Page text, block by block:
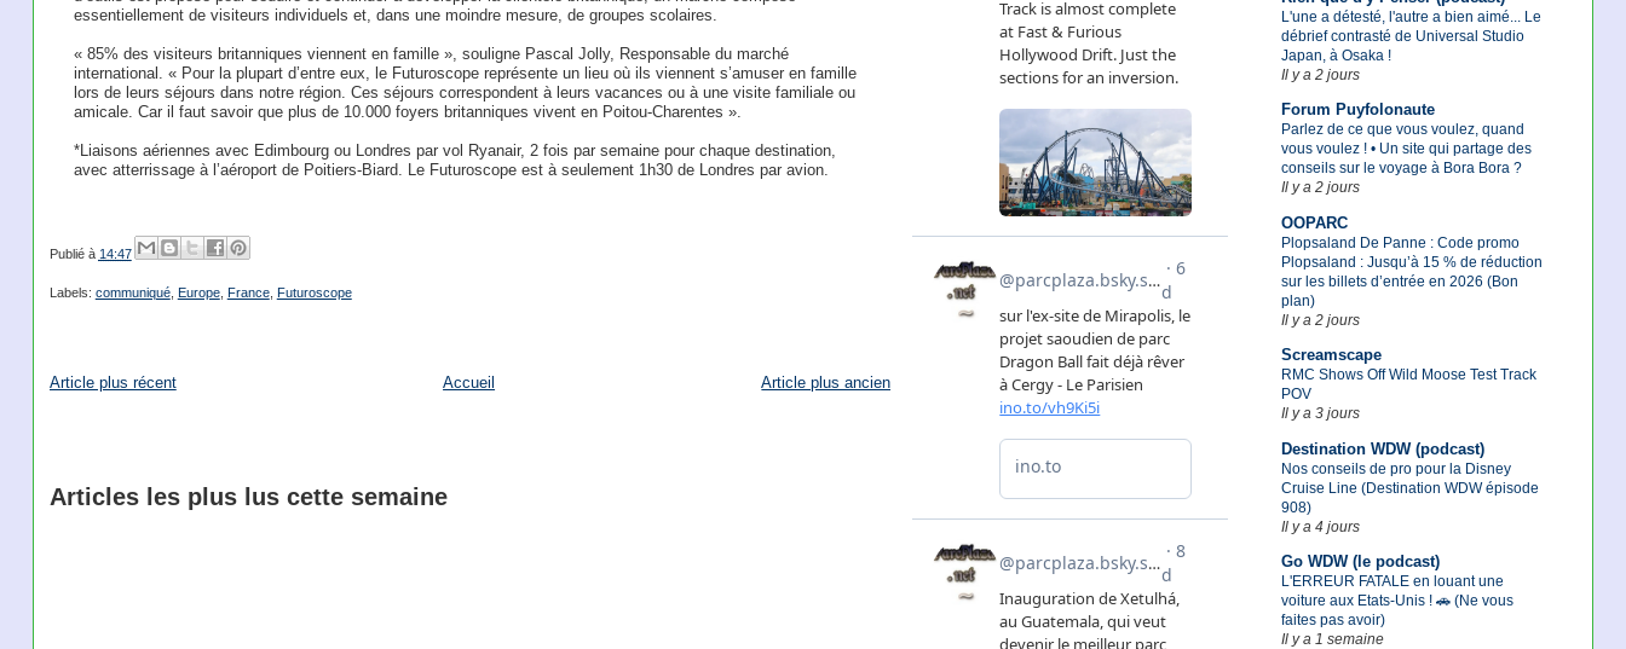
L'une a détesté, l'autre a bien aimé... Le
débrief contrasté de Universal Studio
Japan, à Osaka !
Il y a 2 jours
Forum Puyfolonaute
Parlez de ce que vous voulez, quand
vous voulez ! • Un site qui partage des
conseils sur le voyage à Bora Bora ?
Il y a 2 jours
OOPARC
Plopsaland De Panne : Code promo
Plopsaland : Jusqu’à 15 % de réduction
sur les billets d’entrée en 2026 (Bon
plan)
Il y a 2 jours
Screamscape
RMC Shows Off Wild Moose Test Track
POV
Il y a 3 jours
Destination WDW (podcast)
Nos conseils de pro pour la Disney
Cruise Line (Destination WDW épisode
908)
Il y a 4 jours
Go WDW (le podcast)
L'ERREUR FATALE en louant une
voiture aux Etats-Unis ! 🚗 (Ne vous
faites pas avoir)
Il y a 1 semaine
essentiellement de visiteurs individuels et, dans une moindre mesure, de groupes scolaires.
« 85% des visiteurs britanniques viennent en famille », souligne Pascal Jolly, Responsable du marché
international. « Pour la plupart d’entre eux, le Futuroscope représente un lieu où ils viennent s’amuser en famille
lors de leurs séjours dans notre région. Ces séjours correspondent à leurs vacances ou à une visite familiale ou
amicale. Car il faut savoir que plus de 10.000 foyers britanniques vivent en Poitou-Charentes ».
*Liaisons aériennes avec Edimbourg ou Londres par vol Ryanair, 2 fois par semaine pour chaque destination,
avec atterrissage à l’aéroport de Poitiers-Biard. Le Futuroscope est à seulement 1h30 de Londres par avion.
Publié à 14:47
Labels: communiqué, Europe, France, Futuroscope
Article plus récent Article plus ancien
Accueil
Articles les plus lus cette semaine